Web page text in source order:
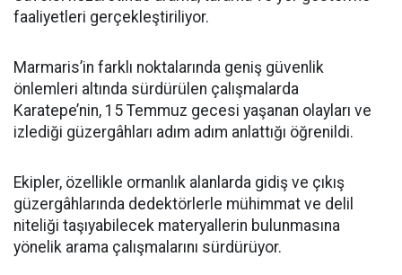
faaliyetleri gerçekleştiriliyor.
Marmaris’in farklı noktalarında geniş güvenlik
önlemleri altında sürdürülen çalışmalarda
Karatepe’nin, 15 Temmuz gecesi yaşanan olayları ve
izlediği güzergâhları adım adım anlattığı öğrenildi.
Ekipler, özellikle ormanlık alanlarda gidiş ve çıkış
güzergâhlarında dedektörlerle mühimmat ve delil
niteliği taşıyabilecek materyallerin bulunmasına
yönelik arama çalışmalarını sürdürüyor.